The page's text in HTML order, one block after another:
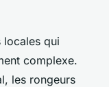
locales qui
complexe.
les rongeurs